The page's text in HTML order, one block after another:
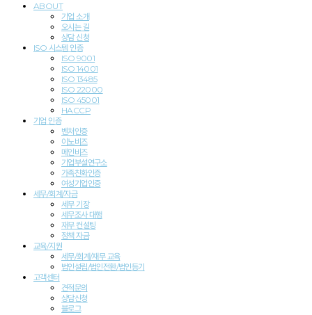
ABOUT
기업 소개
오시는 길
상담 신청
ISO 시스템 인증
ISO 9001
ISO 14001
ISO 13485
ISO 22000
ISO 45001
HACCP
기업 인증
벤처인증
이노비즈
메인비즈
기업부설연구소
가족친화인증
여성기업인증
세무/회계/자금
세무 기장
세무조사 대행
재무 컨설팅
정책 자금
교육/지원
세무/회계/재무 교육
법인설립/법인전환/법인등기
고객센터
견적문의
상담신청
블로그